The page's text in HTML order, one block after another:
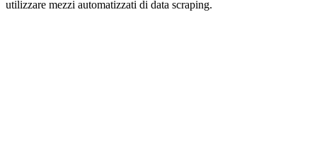
utilizzare mezzi automatizzati di data scraping.